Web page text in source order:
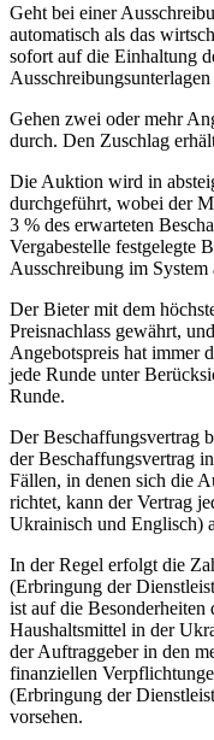
Geht bei einer
automatisch als das
sofort auf die Einhaltung
Gehen zwei oder mehr
durch. Den Zuschlag
Die Auktion wird in
durchgeführt, wobei der
3 % des erwarteten
Vergabestelle festgelegte
Ausschreibung im System
Der Bieter mit dem
Preisnachlass gewährt,
Angebotspreis hat immer
jede Runde unter
Runde.
Der Beschaffungsvertrag
der Beschaffungsvertrag
Fällen, in denen sich die
richtet, kann der Vertrag
Ukrainisch und Englisch)
In der Regel erfolgt die
(Erbringung der
ist auf die Besonderheiten
Haushaltsmittel in der
der Auftraggeber in den
finanziellen
(Erbringung der
vorsehen.